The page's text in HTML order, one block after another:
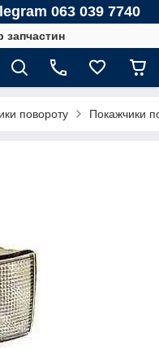
063 039 7740
повороту Покажчики